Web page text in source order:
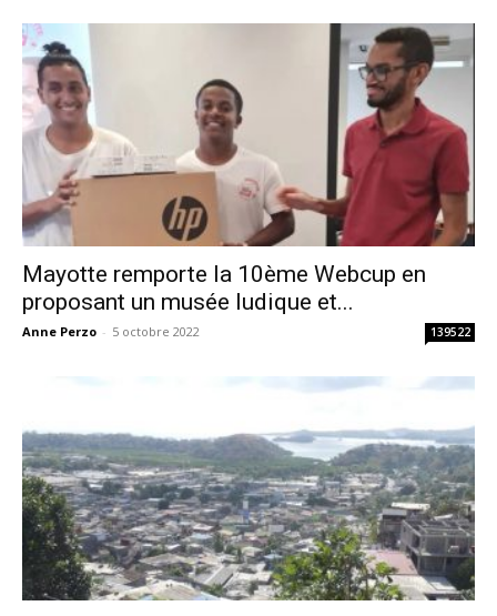
Mayotte remporte la 10ème Webcup en
proposant un musée ludique et...
Anne Perzo - 5 octobre 2022 139522